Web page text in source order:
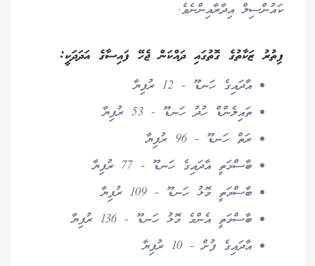
ކައުންސިލް އިދާރާއިންނެވެ.
ފިތުރު ޒަކާތުގެ ގޮތުގައި ދައްކަން ޖެހޭ ފައިސާގެ އަދަދަކީ:
އާދައިގެ ހަނޑޫ - 12 ރުފިޔާ
ތައިލެންޑް ހުދު ހަނޑޫ - 53 ރުފިޔާ
ރަތް ހަނޑޫ - 96 ރުފިޔާ
ބާސްމަތީ އާދައިގެ ހަނޑޫ - 77 ރުފިޔާ
ބާސްމަތީ މޮޅު ހަނޑޫ - 109 ރުފިޔާ
ބާސްމަތީ އެންމެ މޮޅު ހަނޑޫ - 136 ރުފިޔާ
އާދައިގެ ފުށް - 10 ރުފިޔާ